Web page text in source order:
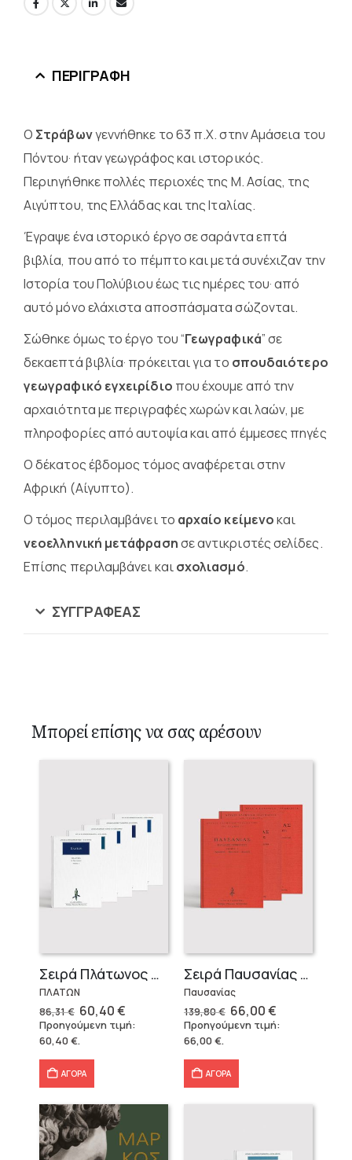
ΠΕΡΙΓΡΑΦΉ
Ο Στράβωνγεννήθηκε το 63 π.Χ. στην Αμάσεια του
Πόντου· ήταν γεωγράφος και ιστορικός.
Περιηγήθηκε πολλές περιοχές της Μ. Ασίας, της
Αιγύπτου, της Ελλάδας και της Ιταλίας.
Έγραψε ένα ιστορικό έργο σε σαράντα επτά
βιβλία, που από το πέμπτο και μετά συνέχιζαν την
Ιστορία του Πολύβιου έως τις ημέρες του· από
αυτό μόνο ελάχιστα αποσπάσματα σώζονται.
Σώθηκε όμως το έργο του “Γεωγραφικά” σε
δεκαεπτά βιβλία· πρόκειται για το σπουδαιότερο
γεωγραφικό εγχειρίδιο που έχουμε από την
αρχαιότητα με περιγραφές χωρών και λαών, με
πληροφορίες από αυτοψία και από έμμεσες πηγές
Ο δέκατος έβδομος τόμος αναφέρεται στην
Αφρική (Αίγυπτο).
Ο τόμος περιλαμβάνει το αρχαίο κείμενοκαι
νεοελληνική μετάφρασησε αντικριστές σελίδες.
Επίσης περιλαμβάνει καισχολιασμό.
ΣΥΓΓΡΑΦΈΑΣ
Μπορεί επίσης να σας αρέσουν
Σειρά Πλάτωνος Πολιτεία
ΠΛΑΤΩΝ
86,31€ Original
price
was:
86,31 €.
60,40€Η
τρέχουσα
τιμή
Προηγούμενη τιμή:
60,40€.
ΑΓΟΡΑ
Σειρά Παυσανίας – Δεμένο (3 τόμοι)
Παυσανίας
139,80€ Original
price
was:
66,00€Η
τρέχουσα
τιμή
Προηγούμενη τιμή:
66,00€.
ΑΓΟΡΑ